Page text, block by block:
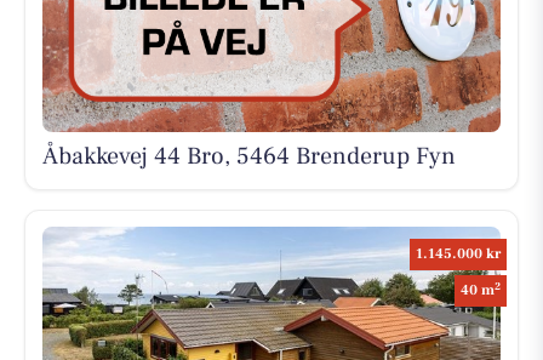
Åbakkevej 44 Bro, 5464 Brenderup Fyn
1.145.000 kr
40 m2